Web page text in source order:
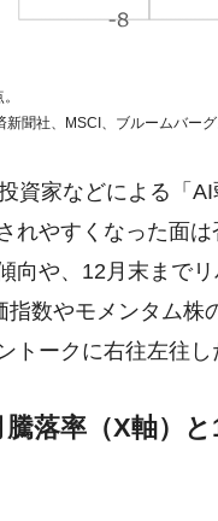
新聞社、MSCI、ブルームバー
資家などによる「
れやすくなった面
向や、12月末まで
指数やモメンタム株
トークに右往左往
落率（X軸）と